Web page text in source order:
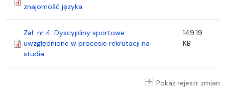
znajomość języka
Zał. nr 4: Dyscypliny sportowe
uwzględnione w procesie rekrutacji na
studia
149.19
KB
Pokaż rejestr zmian